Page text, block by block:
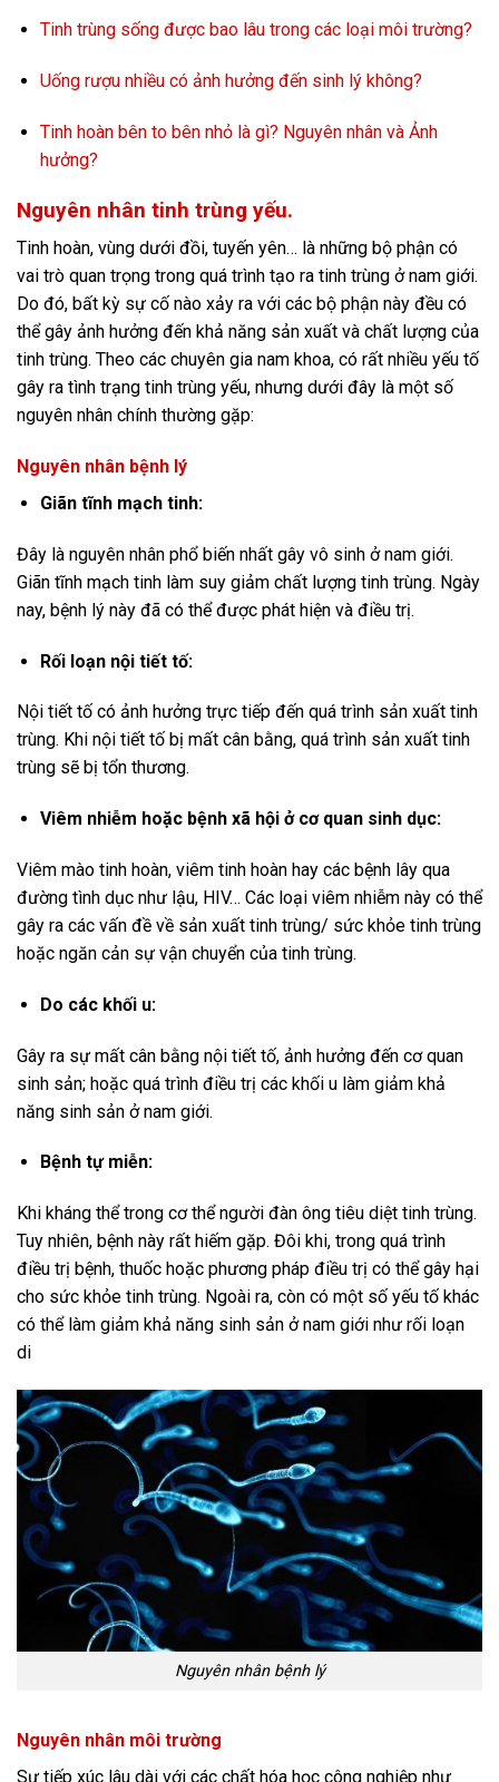
Tinh trùng sống được bao lâu trong các loại môi trường?
Uống rượu nhiều có ảnh hưởng đến sinh lý không?
Tinh hoàn bên to bên nhỏ là gì? Nguyên nhân và Ảnh
hưởng?
Nguyên nhân tinh trùng yếu.
Tinh hoàn, vùng dưới đồi, tuyến yên… là những bộ phận có
vai trò quan trọng trong quá trình tạo ra tinh trùng ở nam giới.
Do đó, bất kỳ sự cố nào xảy ra với các bộ phận này đều có
thể gây ảnh hưởng đến khả năng sản xuất và chất lượng của
tinh trùng. Theo các chuyên gia nam khoa, có rất nhiều yếu tố
gây ra tình trạng tinh trùng yếu, nhưng dưới đây là một số
nguyên nhân chính thường gặp:
Nguyên nhân bệnh lý
Giãn tĩnh mạch tinh:
Đây là nguyên nhân phổ biến nhất gây vô sinh ở nam giới.
Giãn tĩnh mạch tinh làm suy giảm chất lượng tinh trùng. Ngày
nay, bệnh lý này đã có thể được phát hiện và điều trị.
Rối loạn nội tiết tố:
Nội tiết tố có ảnh hưởng trực tiếp đến quá trình sản xuất tinh
trùng. Khi nội tiết tố bị mất cân bằng, quá trình sản xuất tinh
trùng sẽ bị tổn thương.
Viêm nhiễm hoặc bệnh xã hội ở cơ quan sinh dục:
Viêm mào tinh hoàn, viêm tinh hoàn hay các bệnh lây qua
đường tình dục như lậu, HIV… Các loại viêm nhiễm này có thể
gây ra các vấn đề về sản xuất tinh trùng/ sức khỏe tinh trùng
hoặc ngăn cản sự vận chuyển của tinh trùng.
Do các khối u:
Gây ra sự mất cân bằng nội tiết tố, ảnh hưởng đến cơ quan
sinh sản; hoặc quá trình điều trị các khối u làm giảm khả
năng sinh sản ở nam giới.
Bệnh tự miễn:
Khi kháng thể trong cơ thể người đàn ông tiêu diệt tinh trùng.
Tuy nhiên, bệnh này rất hiếm gặp. Đôi khi, trong quá trình
điều trị bệnh, thuốc hoặc phương pháp điều trị có thể gây hại
cho sức khỏe tinh trùng. Ngoài ra, còn có một số yếu tố khác
có thể làm giảm khả năng sinh sản ở nam giới như rối loạn
di
Nguyên nhân bệnh lý
Nguyên nhân môi trường
Sự tiếp xúc lâu dài với các chất hóa học công nghiệp như